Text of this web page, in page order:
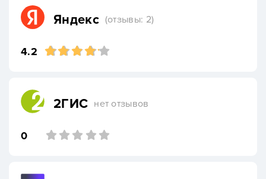
Яндекс (отзывы: 2)
4.2
2ГИС нет отзывов
0